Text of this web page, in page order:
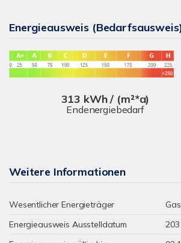
Energieausweis
313 kWh / (m²*a)
Endenergiebedarf
Weitere Informationen
Wesentlicher Energieträger
Gas
Energieausweis Ausstelldatum